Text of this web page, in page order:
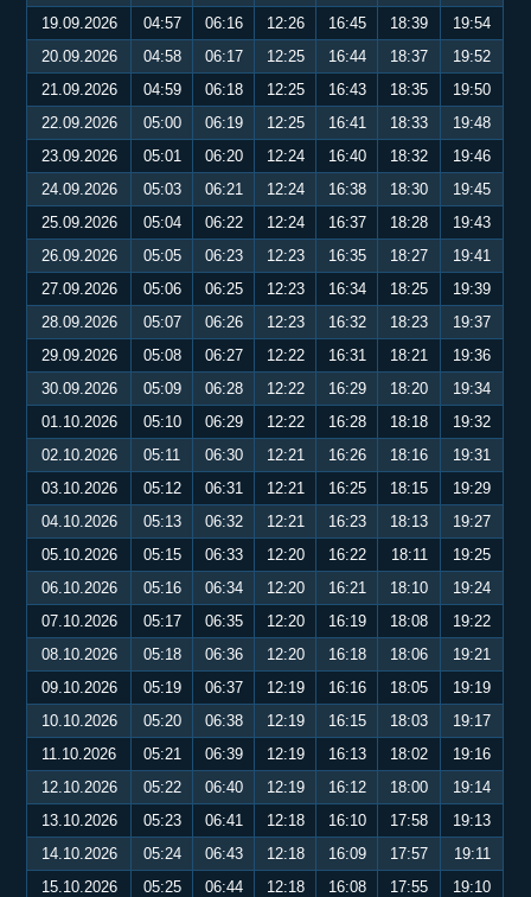
19.09.2026
04:57 06:16 12:26 16:45 18:39
19:54
20.09.2026
04:58 06:17 12:25 16:44 18:37
19:52
21.09.2026
04:59 06:18 12:25 16:43 18:35
19:50
22.09.2026
05:00 06:19 12:25 16:41 18:33
19:48
23.09.2026
05:01 06:20 12:24 16:40 18:32
19:46
24.09.2026
05:03 06:21 12:24 16:38 18:30
19:45
25.09.2026
05:04 06:22 12:24 16:37 18:28
19:43
26.09.2026
05:05 06:23 12:23 16:35 18:27
19:41
27.09.2026
05:06 06:25 12:23 16:34 18:25
19:39
28.09.2026
05:07 06:26 12:23 16:32 18:23
19:37
29.09.2026
05:08 06:27 12:22 16:31 18:21
19:36
30.09.2026
05:09 06:28 12:22 16:29 18:20
19:34
01.10.2026
05:10 06:29 12:22 16:28 18:18
19:32
02.10.2026
05:11 06:30 12:21 16:26 18:16
19:31
03.10.2026
05:12 06:31 12:21 16:25 18:15
19:29
04.10.2026
05:13 06:32 12:21 16:23 18:13
19:27
05.10.2026
05:15 06:33 12:20 16:22 18:11
19:25
06.10.2026
05:16 06:34 12:20 16:21 18:10
19:24
07.10.2026
05:17 06:35 12:20 16:19 18:08
19:22
08.10.2026
05:18 06:36 12:20 16:18 18:06
19:21
09.10.2026
05:19 06:37 12:19 16:16 18:05
19:19
10.10.2026
05:20 06:38 12:19 16:15 18:03
19:17
11.10.2026
05:21 06:39 12:19 16:13 18:02
19:16
12.10.2026
05:22 06:40 12:19 16:12 18:00
19:14
13.10.2026
05:23 06:41 12:18 16:10 17:58
19:13
14.10.2026
05:24 06:43 12:18 16:09 17:57
19:11
15.10.2026
05:25 06:44 12:18 16:08 17:55
19:10